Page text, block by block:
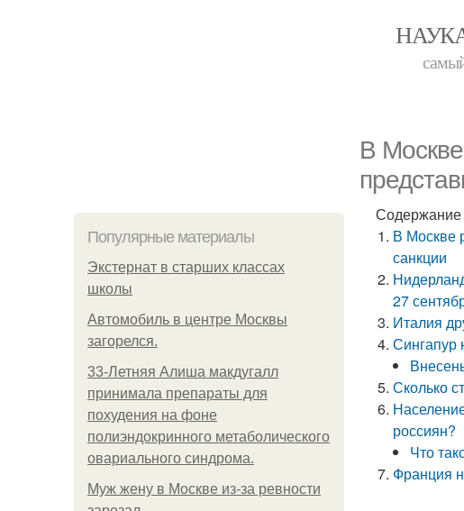
В
Популярные материалы
Экстернат в старших классах
школы
Автомобиль в центре Москвы
загорелся.
33-Летняя Алиша макдугалл
принимала препараты для
похудения на фоне
полиэндокринного метаболического
овариального синдрома.
Mуж жену в Москве из-за ревности
Содержание
В Москве
санкции
27
Италия
Сингапур
Сколько
россиян?
Что
Франция